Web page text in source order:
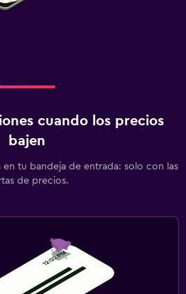
cuando los precios
bajen
tu bandeja de entrada: solo con las
de precios.